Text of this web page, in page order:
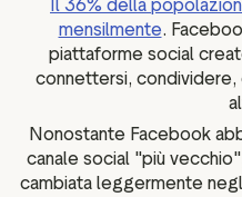
Il 36% della
mensilmente.
piattaforme social
connettersi,
Nonostante Facebook
canale social "più
cambiata leggermente